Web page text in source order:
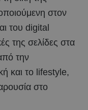
στον
του digital
της σελίδες στα
την
και το lifestyle,
στο